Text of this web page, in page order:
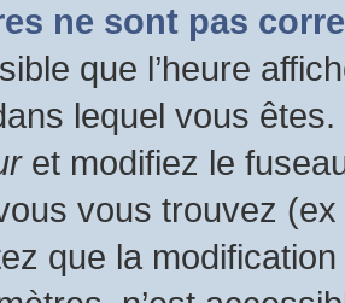
ne sont pas
que l’heure
lequel vous
et modifiez le
vous trouvez
que la